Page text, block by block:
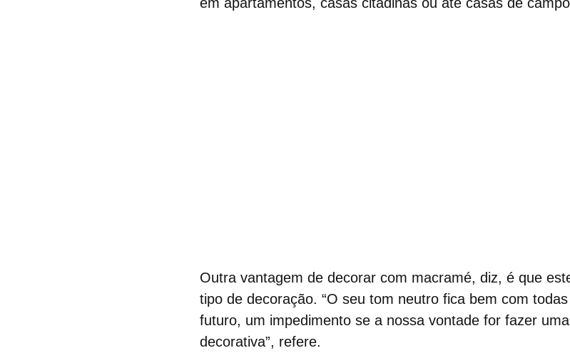
Outra vantagem de decorar com macramé, diz, é que
tipo de decoração. “O seu tom neutro fica bem com
futuro, um impedimento se a nossa vontade for fazer
decorativa”, refere.